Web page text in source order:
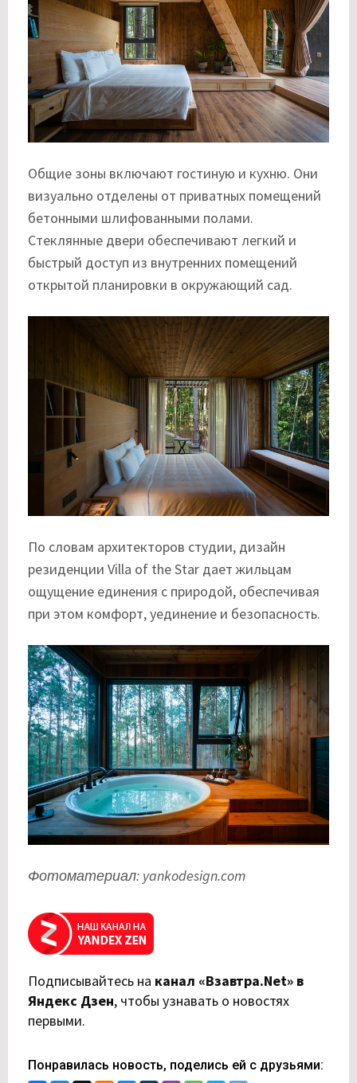
Общие зоны включают гостиную и кухню. Они
визуально отделены от приватных помещений
бетонными шлифованными полами.
Стеклянные двери обеспечивают легкий и
быстрый доступ из внутренних помещений
открытой планировки в окружающий сад.
По словам архитекторов студии, дизайн
резиденции Villa of the Star дает жильцам
ощущение единения с природой, обеспечивая
при этом комфорт, уединение и безопасность.
Фотоматериал: yankodesign.com
Подписывайтесь на канал «Взавтра.Net» в
Яндекс Дзен, чтобы узнавать о новостях
первыми.
Понравилась новость, поделись ей с друзьями: